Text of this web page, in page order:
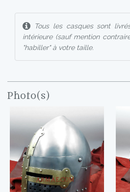
Tous les casques sont
intérieure (sauf mention
"habiller" à votre taille.
Photo(s)